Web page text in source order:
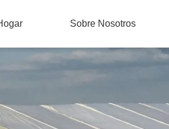
Sobre Nosotros